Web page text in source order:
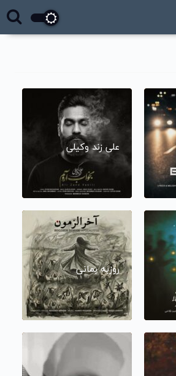
علی زند وکیلی
روزبه بمانی